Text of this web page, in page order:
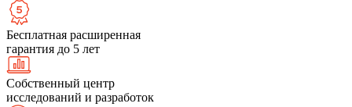
Бесплатная расширенная
гарантия до 5 лет
Собственный центр
исследований и разработок